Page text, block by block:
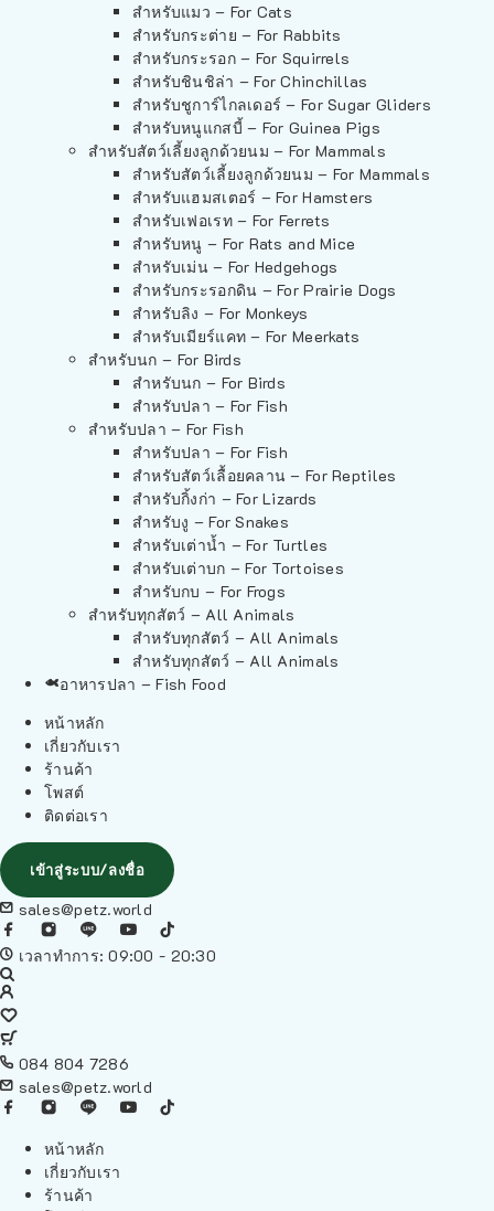
สำหรับแมว – For Cats
สำหรับกระต่าย – For Rabbits
สำหรับกระรอก – For Squirrels
สำหรับชินชิล่า – For Chinchillas
สำหรับชูการ์ไกลเดอร์ – For Sugar Gliders
สำหรับหนูแกสบี้ – For Guinea Pigs
สำหรับสัตว์เลี้ยงลูกด้วยนม – For Mammals
สำหรับสัตว์เลี้ยงลูกด้วยนม – For Mammals
สำหรับแฮมสเตอร์ – For Hamsters
สำหรับเฟอเรท – For Ferrets
สำหรับหนู – For Rats and Mice
สำหรับเม่น – For Hedgehogs
สำหรับกระรอกดิน – For Prairie Dogs
สำหรับลิง – For Monkeys
สำหรับเมียร์แคท – For Meerkats
สำหรับนก – For Birds
สำหรับนก – For Birds
สำหรับปลา – For Fish
สำหรับปลา – For Fish
สำหรับปลา – For Fish
สำหรับสัตว์เลื้อยคลาน – For Reptiles
สำหรับกิ้งก่า – For Lizards
สำหรับงู – For Snakes
สำหรับเต่าน้ำ – For Turtles
สำหรับเต่าบก – For Tortoises
สำหรับกบ – For Frogs
สำหรับทุกสัตว์ – All Animals
สำหรับทุกสัตว์ – All Animals
สำหรับทุกสัตว์ – All Animals
อาหารปลา – Fish Food
หน้าหลัก
เกี่ยวกับเรา
ร้านค้า
โพสต์
ติดต่อเรา
เข้าสู่ระบบ/ลงชื่อ
sales@petz.world
เวลาทำการ: 09:00 - 20:30
084 804 7286
sales@petz.world
หน้าหลัก
เกี่ยวกับเรา
ร้านค้า